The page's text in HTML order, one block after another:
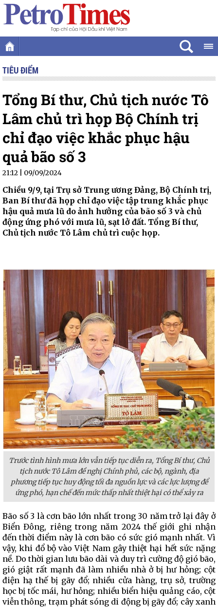
TIÊU ĐIỂM
Tổng Bí thư, Chủ tịch nước Tô
Lâm chủ trì họp Bộ Chính trị
chỉ đạo việc khắc phục hậu
quả bão số 3
21:12 | 09/09/2024
Chiều 9/9, tại Trụ sở Trung ương Đảng, Bộ Chính trị,
Ban Bí thư đã họp chỉ đạo việc tập trung khắc phục
hậu quả mưa lũ do ảnh hưởng của bão số 3 và chủ
động ứng phó với mưa lũ, sạt lở đất. Tổng Bí thư,
Chủ tịch nước Tô Lâm chủ trì cuộc họp.
Trước tình hình mưa lớn vẫn tiếp tục diễn ra, Tổng Bí thư, Chủ
tịch nước Tô Lâm đề nghị Chính phủ, các bộ, ngành, địa
phương tiếp tục huy động tối đa nguồn lực và các lực lượng để
ứng phó, hạn chế đến mức thấp nhất thiệt hại có thể xảy ra
Bão số 3 là cơn bão lớn nhất trong 30 năm trở lại đây ở
Biển Đông, riêng trong năm 2024 thế giới ghi nhận
đến thời điểm này là cơn bão có sức gió mạnh nhất. Vì
vậy, khi đổ bộ vào Việt Nam gây thiệt hại hết sức nặng
nề. Do thời gian lưu bão dài và duy trì cường độ gió bão,
gió giật rất mạnh đã làm nhiều nhà ở bị hư hỏng; cột
điện hạ thế bị gãy đổ; nhiều cửa hàng, trụ sở, trường
học bị tốc mái, hư hỏng; nhiều biển hiệu quảng cáo, cột
viễn thông, trạm phát sóng di động bị gãy đổ; cây xanh